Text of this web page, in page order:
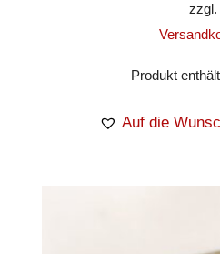
zzgl.
Produkt
Auf die